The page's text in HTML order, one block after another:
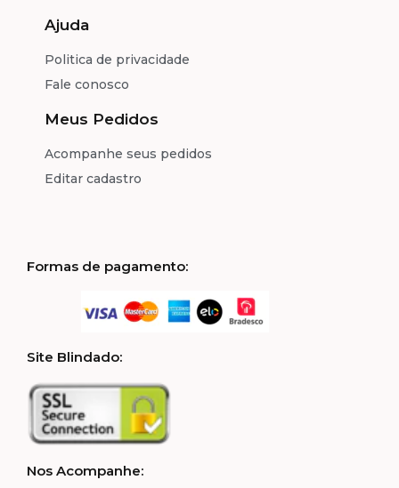
Ajuda
Politica de privacidade
Fale conosco
Meus Pedidos
Acompanhe seus pedidos
Editar cadastro
Formas de pagamento:
Site Blindado:
Nos Acompanhe: